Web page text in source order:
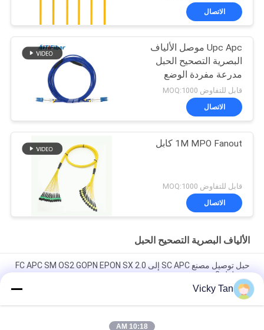
الاتصال
Upc Apc موصل الألياف
البصرية التصحيح الحبل
مدرعة مفردة الوضع
المتعدد
قابل للتفاوض MOQ:1000
الاتصال
1M MPO Fanout كابل
قابل للتفاوض MOQ:1000
الاتصال
الألياف البصرية التصحيح الحبل
حبل توصيل مصنع SC APC إلى FC APC SM OS2 GOPN EPON SX 2.0
مم طول 2 متر
Simplex Jumper G652d / G657a
Vicky Tan
10:18 AM